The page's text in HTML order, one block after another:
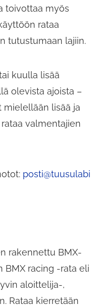
toivottaa myös
rataa
tutustumaan lajiin.
kuulla lisää
olevista ajoista –
lisää ja
valmentajien
posti@tuusulabi
rakennettu BMX-
BMX racing -rata eli
aloittelija-,
Rataa kierretään